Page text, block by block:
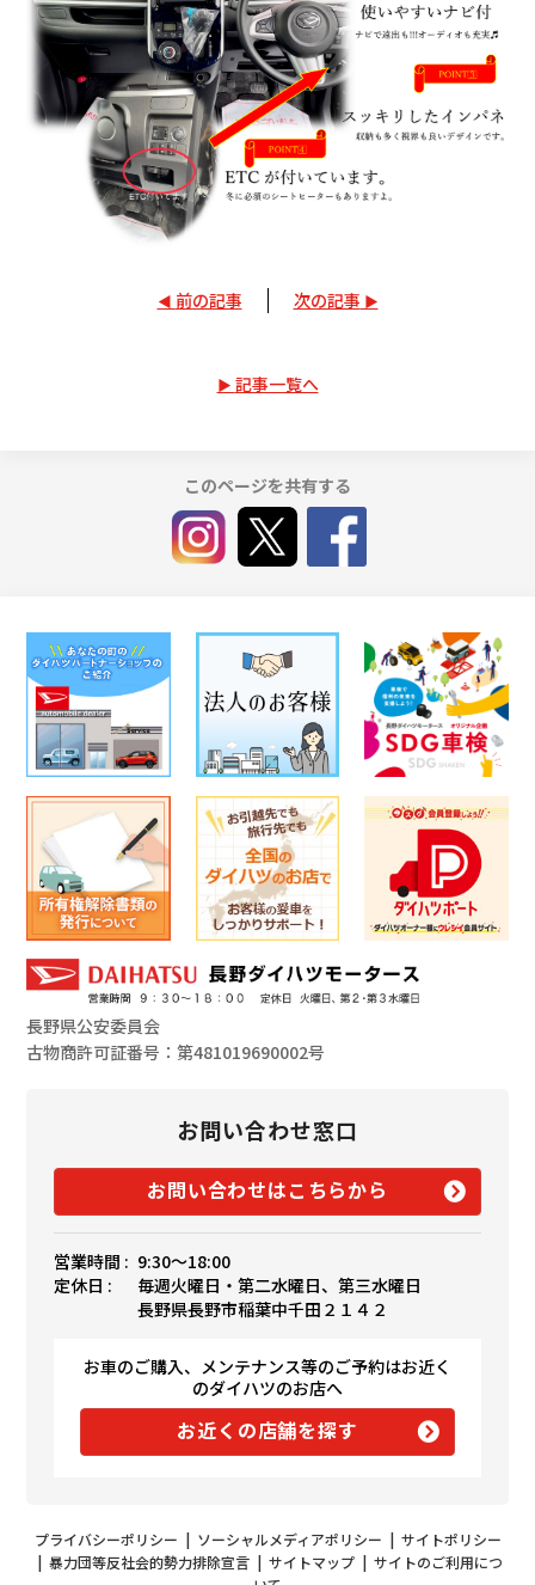
前の記事 次の記事
記事一覧へ
このページを共有する
長野県公安委員会
古物商許可証番号：第481019690002号
お問い合わせ窓口
お問い合わせはこちらから
営業時間 : 9:30〜18:00
定休日 :
毎週火曜日・第二水曜日、第三水曜日
長野県長野市稲葉中千田２１４２
お車のご購入、メンテナンス等のご予約はお近く
のダイハツのお店へ
お近くの店舗を探す
プライバシーポリシー | ソーシャルメディアポリシー | サイトポリシー
| 暴力団等反社会的勢力排除宣言| サイトマップ| サイトのご利用につ